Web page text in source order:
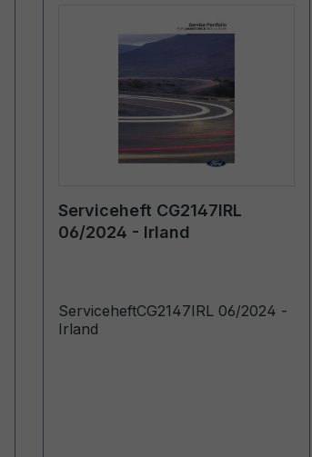
Serviceheft CG2147IRL
06/2024 - Irland
ServiceheftCG2147IRL 06/2024 -
Irland